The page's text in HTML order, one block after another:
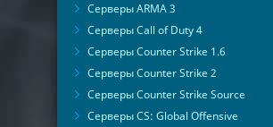
Серверы ARMA 3
Серверы Call of Duty 4
Серверы Counter Strike 1.6
Серверы Counter Strike 2
Серверы Counter Strike Source
Серверы CS: Global Offensive